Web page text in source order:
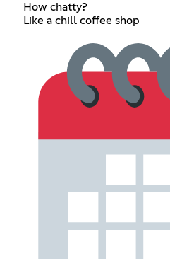
How chatty?
Like a chill coffee shop